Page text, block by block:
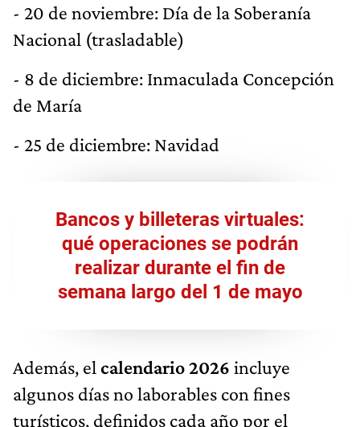
- 20 de noviembre: Día de la Soberanía
Nacional (trasladable)
- 8 de diciembre: Inmaculada Concepción
de María
- 25 de diciembre: Navidad
Bancos y billeteras virtuales:
qué operaciones se podrán
realizar durante el fin de
semana largo del 1 de mayo
Además, el calendario 2026 incluye
algunos días no laborables con fines
turísticos, definidos cada año por el